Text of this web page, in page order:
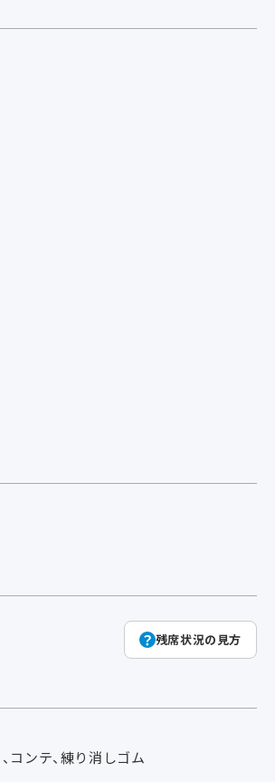
残席状況の見方
、コンテ、練り消しゴム